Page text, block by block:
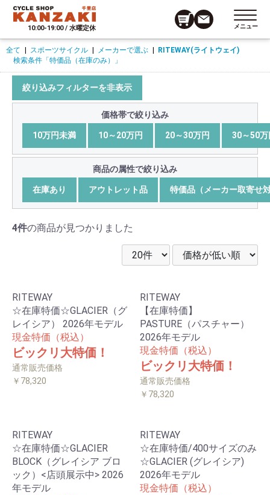
10:00-19:00 / 水曜定休 メニュー
全て スポーツサイクル メーカーで選ぶ
RITEWAY(ライトウェイ)
検索条件 「特価品（在庫のみ）」
絞り込みフィルターを非表示
価格帯で絞り込み
10万円未満 10～20万円 20～30万円 30～50万
商品の属性で絞り込み
在庫あり アウトレット品 特価品（メーカー取寄せ
4件の商品が見つかりました
RITEWAY
☆在庫特価☆GLACIER（グ
レイシア） 2026年モデル
現金特価（税込）
ビックリ大特価！
通常販売価格
￥78,320
RITEWAY
【在庫特価】
PASTURE（パスチャー）
2026年モデル
現金特価（税込）
ビックリ大特価！
通常販売価格
￥78,320
RITEWAY
☆在庫特価☆GLACIER
BLOCK（グレイシア ブロ
ック）<店頭展示中> 2026
年モデル
RITEWAY
☆在庫特価/400サイズのみ
☆GLACIER (グレイシア)
2026年モデル
現金特価（税込）